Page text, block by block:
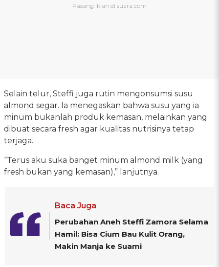
Selain telur, Steffi juga rutin mengonsumsi susu
almond segar. Ia menegaskan bahwa susu yang ia
minum bukanlah produk kemasan, melainkan yang
dibuat secara fresh agar kualitas nutrisinya tetap
terjaga.
“Terus aku suka banget minum almond milk (yang
fresh bukan yang kemasan),” lanjutnya.
Baca Juga
Perubahan Aneh Steffi Zamora Selama
Hamil: Bisa Cium Bau Kulit Orang,
Makin Manja ke Suami